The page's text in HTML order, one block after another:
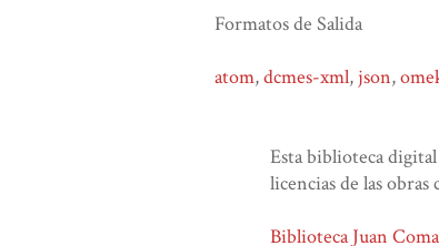
Formatos de Salida
atom,dcmes-xml, json,
Esta biblioteca
licencias de las
Biblioteca Juan